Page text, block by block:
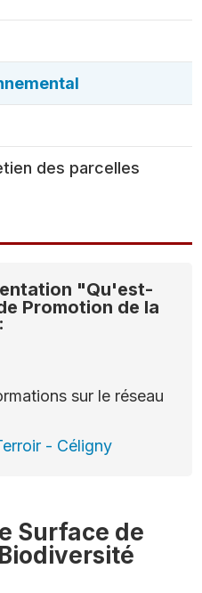
des parcelles
"Qu'est-
Promotion de la
sur le réseau
- Céligny
Surface de